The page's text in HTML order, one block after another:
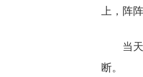
上，阵
当天
断。